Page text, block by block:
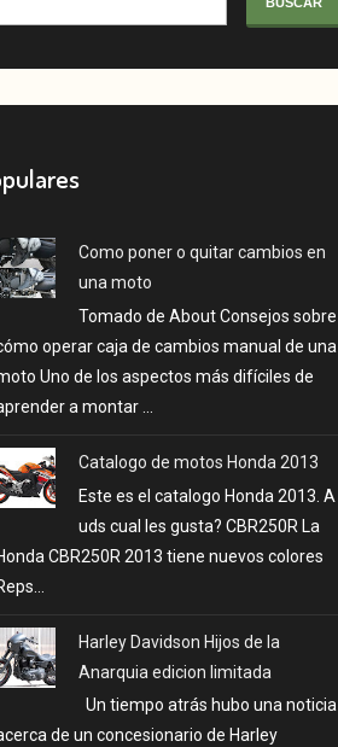
Como poner o quitar cambios en
una moto
Tomado de About Consejos sobre
operar caja de cambios manual de una
Uno de los aspectos más difíciles de
a montar ...
Catalogo de motos Honda 2013
Este es el catalogo Honda 2013. A
uds cual les gusta? CBR250R La
CBR250R 2013 tiene nuevos colores
Harley Davidson Hijos de la
Anarquia edicion limitada
Un tiempo atrás hubo una noticia
de un concesionario de Harley